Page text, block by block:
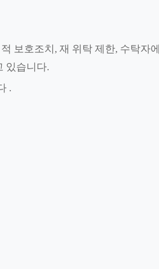
보호조치, 재 위탁 제한, 수탁자
있습니다.
.